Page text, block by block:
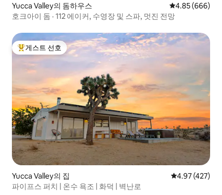
Yucca Valley의 돔하우스 평점 4.85점(5
4.85 (666)
호크아이 돔 · 112 에이커, 수영장 및 스파, 멋진 전망
상위 게스트 선호
게스트 선호
Yucca Valley의 집 평점 4.97점(5
4.97 (427)
파이프스 퍼치 | 온수 욕조 | 화덕 | 벽난로